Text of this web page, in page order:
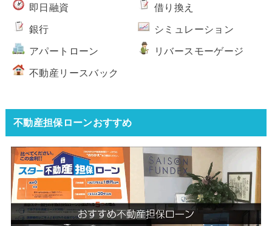
即日融資 借り換え
銀行 シミュレーション
アパートローン リバースモーゲージ
不動産リースバック
不動産担保ローンおすすめ